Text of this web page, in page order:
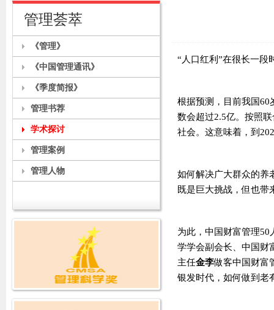
管理荟萃
《管理》
《中国管理通讯》
《季度简报》
管理书荐
学术探讨
管理案例
管理人物
“人口红利”在很长一段
根据预测，目前我国60
数会超过2.5亿。按照
社会。这意味着，到
如何解决广大群众的养
既是巨大挑战，但也带
为此， 中国财富管理50
学学会副会长、中国财
主任金李做客中国财富
银发时代，如何做到老